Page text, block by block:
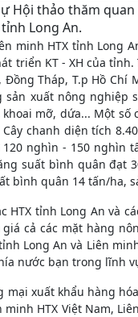
Hội thảo thăm
Long An.
minh HTX tỉnh Long
triển KT - XH của
Đồng Tháp, T.p Hồ
sản xuất nông
mỡ, dứa... Một
chanh diện tích
nghìn - 150 nghìn
suất bình quân đạt
bình quân 14 tấn/ha,
HTX tỉnh Long An và
cả các mặt hàng
Long An và Liên
nước bạn trong lĩnh
mại xuất khẩu hàng
HTX Việt Nam,